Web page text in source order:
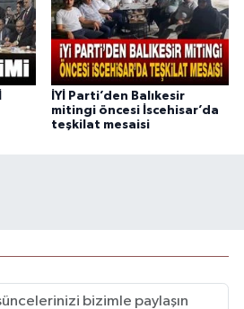
İYİ Parti’den Balıkesir
mitingi öncesi İscehisar’da
teşkilat mesaisi